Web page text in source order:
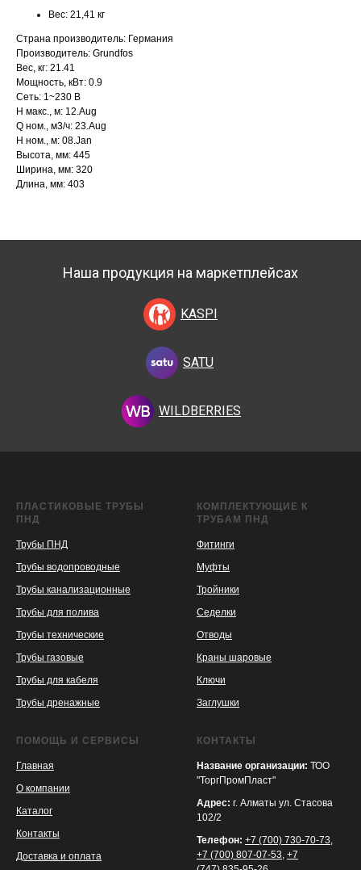
Вес: 21,41 кг
Страна производитель: Германия
Производитель: Grundfos
Вес, кг: 21.41
Мощность, кВт: 0.9
Сеть: 1~230 В
H макс., м: 12.Aug
Q ном., м3/ч: 23.Aug
H ном., м: 08.Jan
Высота, мм: 445
Ширина, мм: 320
Длина, мм: 403
Наша продукция на маркетплейсах
KASPI
KASPI
SATU
SATU
WILDBERRIES
WILDBERRIES
ПЛАСТИКОВЫЕ ТРУБЫ
ПНД
Трубы ПНД
Трубы водопроводные
Трубы канализационные
Трубы для полива
Трубы технические
Трубы газовые
Трубы для кабеля
Трубы дренажные
КОМПЛЕКТУЮЩИЕ К
ТРУБАМ ПНД
Фитинги
Муфты
Тройники
Седелки
Отводы
Краны шаровые
Ключи
Заглушки
ПОМОЩЬ И СЕРВИСЫ
Главная
О компании
Каталог
Контакты
Доставка и оплата
КОНТАКТЫ
Название организации: ТОО
"ТоргПромПласт"
Адрес: г. Алматы ул. Стасова
102/2
Телефон: +7 (700) 730-70-73,
+7 (700) 807-07-53, +7